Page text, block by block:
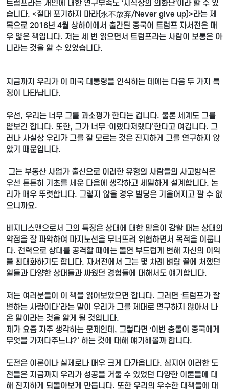
트럼프라는 개인에 대한 연구부족도 ‘지식상의 의화단’이라 할 수 있
습니다. <절대 포기하지 마라(永不放弃/Never give up)>라는 제
목으로 2016년 4월 상하이에서 출간된 중국어 트럼프 자서전은 매
우 얇은 책입니다. 저는 세 번 읽으면서 트럼프라는 사람이 보통은 아
니라는 것을 알 수 있었습니다.
지금까지 우리가 이 미국 대통령을 인식하는 데에는 다음 두 가지 특
징이 나타납니다.
우선, 우리는 너무 그를 과소평가 한다는 겁니다. 물론 세계도 그를
얕보긴 합니다. 또한, 그가 너무 ‘이랬다저랬다'한다고 여깁니다. 그
러나 사실상 우리가 그를 잘 모르는 것은 진지하게 그를 연구하지 않
았기 때문입니다.
그는 부동산 사업가 출신으로 이러한 유형의 사람들의 사고방식은
우선 튼튼히 기초를 세운 다음에 생각하고 세밀하게 설계합니다. 논
리가 매우 뚜렷합니다. 그렇지 않을 경우 빌딩은 기울어지고 팔 수 없
으니까요.
비지니스맨으로서 그의 특징은 상대에 대한 믿음이 강할 때는 상대의
약점을 잘 파악하여 마지노선을 무너뜨려 위협하면서 목적을 이룹니
다. 전력으로 상대를 공격할 때에는 돌연 부드럽게 변해 자신의 이익
을 최대화하기도 합니다. 자서전에서 그는 몇 차례 벼랑 끝에 처했던
일들과 다양한 상대들과 싸웠던 경험들에 대해서도 얘기합니다.
저는 여러분들이 이 책을 읽어보았으면 합니다. 그러면 ‘트럼프가 잘
변하는 사람이다'라는 말이 우리가 그를 제대로 연구하지 않아서 나
온 말이라는 것을 알게 될 것입니다.
제가 요즘 자주 생각하는 문제인데, 그렇다면 ‘이번 충돌이 중국에게
무엇을 가져다주느냐?' 하는 것에 대해 얘기해볼까 합니다.
도전은 이론이나 실제로나 매우 크게 다가옵니다. 심지어 이러한 도
전들은 지금까지 우리가 성공을 거둘 수 있었던 다양한 이론들에 대
해 진지하게 되돌아보게 만듭니다. 또한 우리의 우수한 대책들에 대